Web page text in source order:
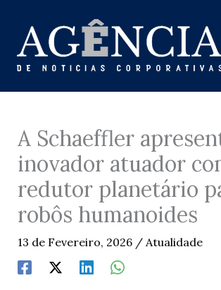
content
A Schaeffler
inovador atuador
redutor planetário
robôs humanoides
13 de Fevereiro, 2026 / Atualidade